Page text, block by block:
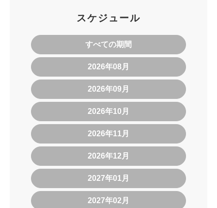
スケジュール
すべての期間
2026年08月
2026年09月
2026年10月
2026年11月
2026年12月
2027年01月
2027年02月